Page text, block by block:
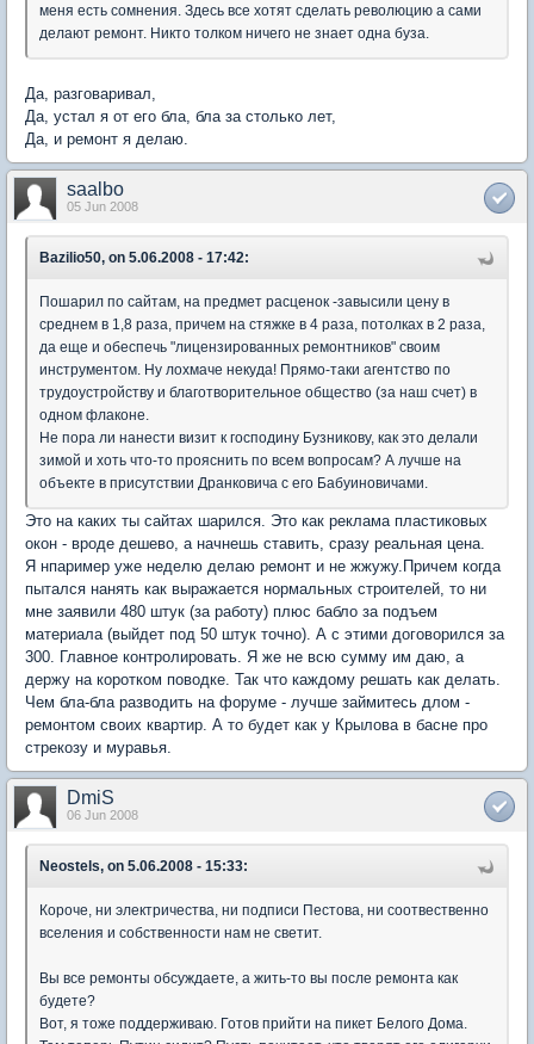
меня есть сомнения. Здесь все хотят сделать революцию а сами
делают ремонт. Никто толком ничего не знает одна буза.
Да, разговаривал,
Да, устал я от его бла, бла за столько лет,
Да, и ремонт я делаю.
saalbo
05 Jun 2008
Bazilio50, on 5.06.2008 - 17:42:
Пошарил по сайтам, на предмет расценок -завысили цену в
среднем в 1,8 раза, причем на стяжке в 4 раза, потолках в 2 раза,
да еще и обеспечь "лицензированных ремонтников" своим
инструментом. Ну лохмаче некуда! Прямо-таки агентство по
трудоустройству и благотворительное общество (за наш счет) в
одном флаконе.
Не пора ли нанести визит к господину Бузникову, как это делали
зимой и хоть что-то прояснить по всем вопросам? А лучше на
объекте в присутствии Дранковича с его Бабуиновичами.
Это на каких ты сайтах шарился. Это как реклама пластиковых
окон - вроде дешево, а начнешь ставить, сразу реальная цена.
Я нпаример уже неделю делаю ремонт и не жжужу.Причем когда
пытался нанять как выражается нормальных строителей, то ни
мне заявили 480 штук (за работу) плюс бабло за подъем
материала (выйдет под 50 штук точно). А с этими договорился за
300. Главное контролировать. Я же не всю сумму им даю, а
держу на коротком поводке. Так что каждому решать как делать.
Чем бла-бла разводить на форуме - лучше займитесь длом -
ремонтом своих квартир. А то будет как у Крылова в басне про
стрекозу и муравья.
DmiS
06 Jun 2008
Neostels, on 5.06.2008 - 15:33:
Короче, ни электричества, ни подписи Пестова, ни соотвественно
вселения и собственности нам не светит.
Вы все ремонты обсуждаете, а жить-то вы после ремонта как
будете?
Вот, я тоже поддерживаю. Готов прийти на пикет Белого Дома.